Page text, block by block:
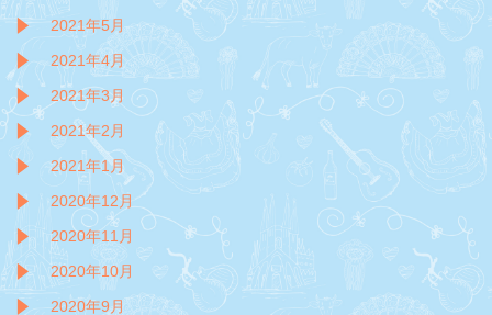
2021年5月
2021年4月
2021年3月
2021年2月
2021年1月
2020年12月
2020年11月
2020年10月
2020年9月